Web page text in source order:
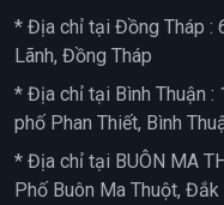
* Địa chỉ tại Đồng Tháp :
Lãnh, Đồng Tháp
* Địa chỉ tại Bình Thuận :
phố Phan Thiết, Bình
* Địa chỉ tại BUÔN MA
Phố Buôn Ma Thuột, Đắk